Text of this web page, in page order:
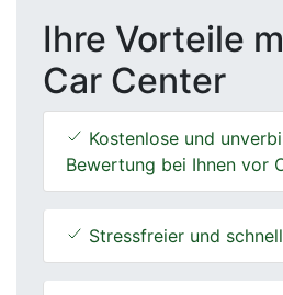
Ihre Vorteile
Car Center
Kostenlose und
Bewertung bei Ihnen vor
Stressfreier und